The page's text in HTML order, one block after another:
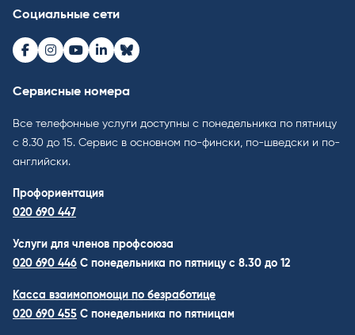
Социальные сети
Facebook
Instagram
Youtube
LinkedInBluesky
Сервисные номера
Все телефонные услуги доступны с понедельника по пятницу
с 8.30 до 15. Cервис в основном по-фински, по-шведски и по-
английски.
Профориентация
020 690 447
Услуги для членов профсоюза
020 690 446 C понедельника по пятницу с 8.30 до 12
Касса взаимопомощи по безработице
020 690 455 С понедельника по пятницам